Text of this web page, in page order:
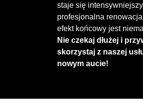
staje się
profesjonalna
efekt końcowy jest
Nie czekaj dłużej i
skorzystaj z naszej
nowym aucie!